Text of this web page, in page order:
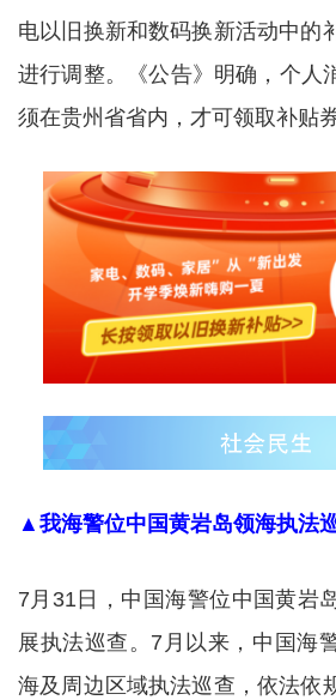
电以旧换新和数码换新活动中的
进行调整。《公告》明确，个人
须在贵州省省内，才可领取补贴券
▲我海警位中国黄岩岛领海执法
7月31日，中国海警位中国黄岩
展执法巡查。7月以来，中国海
海及周边区域执法巡查，依法依